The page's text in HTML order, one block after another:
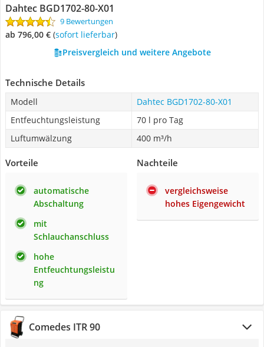
Dahtec BGD1702-80-X01
9 Bewertungen
ab 796,00 € ( Sofort lieferbar)
Preisvergleich und weitere Angebote
Technische Details
Modell
Dahtec BGD1702-80-X01
Entfeuchtungsleistung
70 l pro Tag
Luftumwälzung
400 m³/h
Vorteile
automatische
Abschaltung
mit
Schlauchanschluss
hohe
Entfeuchtungsleistu
ng
Nachteile
vergleichsweise
hohes Eigengewicht
Comedes ITR 90